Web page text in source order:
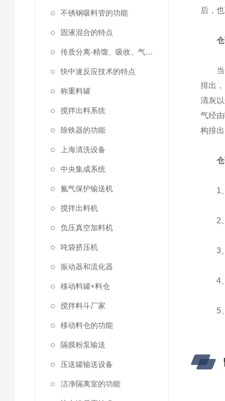
不锈钢吸料管的功能
固液混合的特点
传质分离-精馏、吸收、气液固分离
快中速反应技术的特点
称重料罐
搅拌出料系统
除铁器的功能
上海清洗设备
中央集成系统
氮气保护输送机
搅拌出料机
负压真空加料机
吨袋挤压机
振动器和流化器
移动料罐+料仓
搅拌料斗厂家
移动料仓的功能
隔膜粉泵输送
压送罐输送设备
洁净隔离室的功能
后，
当含
排出
清灰
气经
构排出
1、
2、
3、
4、
5、